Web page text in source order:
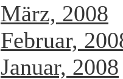
März, 2008
Februar,
Januar, 2008